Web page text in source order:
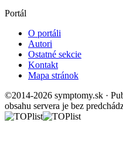
Portál
O portáli
Autori
Ostatné sekcie
Kontakt
Mapa stránok
©2014-2026 symptomy.sk ·
obsahu servera je bez